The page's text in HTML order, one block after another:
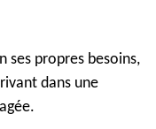
ses propres besoins,
dans une